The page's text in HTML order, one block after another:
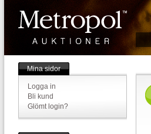
Mina sidor
Logga in
Bli kund
Glömt login?